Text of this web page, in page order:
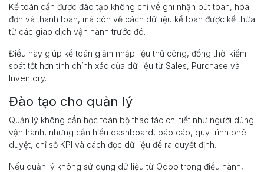
Kế toán cần được đào tạo không chỉ về ghi nhận bút toán, hóa
đơn và thanh toán, mà còn về cách dữ liệu kế toán được kế thừa
từ các giao dịch vận hành trước đó.
Điều này giúp kế toán giảm nhập liệu thủ công, đồng thời kiểm
soát tốt hơn tính chính xác của dữ liệu từ Sales, Purchase và
Inventory.
Đào tạo cho quản lý
Quản lý không cần học toàn bộ thao tác chi tiết như người dùng
vận hành, nhưng cần hiểu dashboard, báo cáo, quy trình phê
duyệt, chỉ số KPI và cách đọc dữ liệu để ra quyết định.
Nếu quản lý không sử dụng dữ liệu từ Odoo trong điều hành,